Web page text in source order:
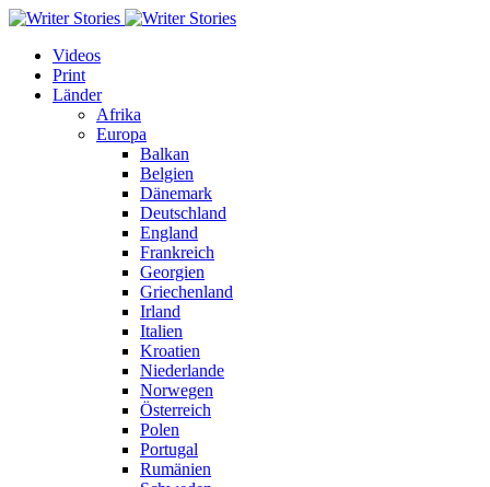
Videos
Print
Länder
Afrika
Europa
Balkan
Belgien
Dänemark
Deutschland
England
Frankreich
Georgien
Griechenland
Irland
Italien
Kroatien
Niederlande
Norwegen
Österreich
Polen
Portugal
Rumänien